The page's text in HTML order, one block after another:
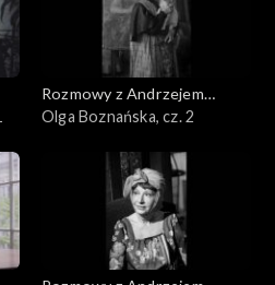
Rozmowy z Andrzejem
Doboszem
Olga Boznańska, cz. 2